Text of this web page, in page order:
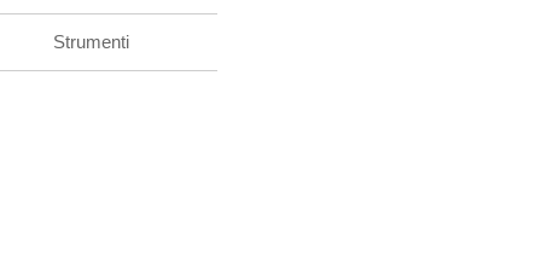
Strumenti